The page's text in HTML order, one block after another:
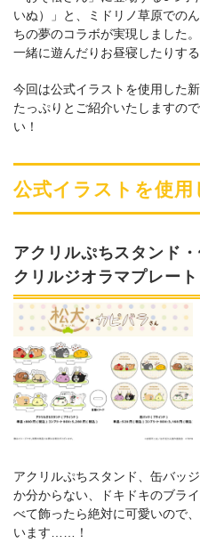
いぬ）」と、ミドリノ草原での
ちの夢のコラボが実現しました。
一緒に遊んだりお昼寝したりす
今回は公式イラストを使用した
たっぷりとご紹介いたしますの
い！
公式イラストを使用
アクリルぷちスタンド
クリルジオラマプレート
アクリルぷちスタンド、缶バッ
か分からない、ドキドキのブラ
べて飾ったら絶対に可愛いので
います……！